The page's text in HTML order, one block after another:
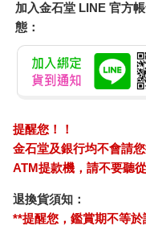
加入金石堂 LINE 官方
態：
提醒您！！
金石堂及銀行均不會請
ATM提款機，請不要聽
退換貨須知：
**提醒您，鑑賞期不等